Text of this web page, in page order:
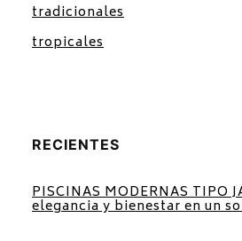
tradicionales
tropicales
RECIENTES
PISCINAS MODERNAS TIPO
elegancia y bienestar en un